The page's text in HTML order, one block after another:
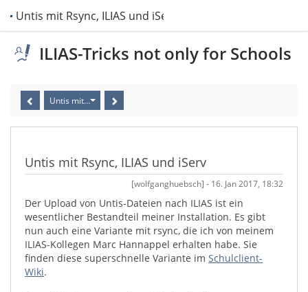
Untis mit Rsync, ILIAS und iServ
ILIAS-Tricks not only for Schools
Untis mit Rsync, ILIAS und iServ
Untis mit Rsync, ILIAS und iServ
[wolfganghuebsch] - 16. Jan 2017, 18:32
Der Upload von Untis-Dateien nach ILIAS ist ein
wesentlicher Bestandteil meiner Installation. Es gibt
nun auch eine Variante mit rsync, die ich von meinem
ILIAS-Kollegen Marc Hannappel erhalten habe. Sie
finden diese superschnelle Variante im Schulclient-
Wiki.